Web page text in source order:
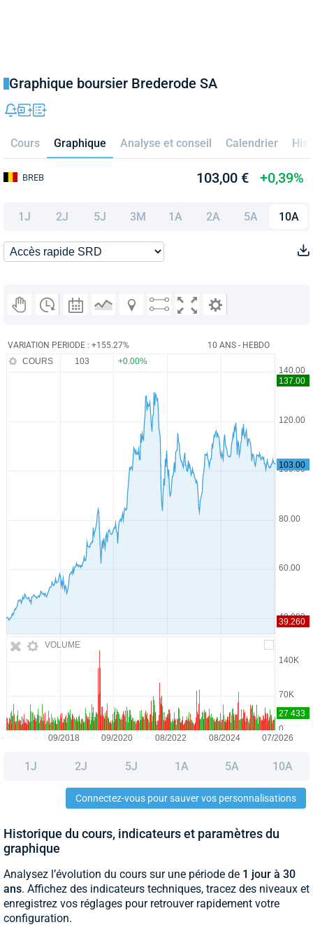
Graphique boursier Brederode SA
Cours Graphique Analyse et conseil Calendrier
BREB 103,00 € +0,39%
1J 2J 5J 3M 1A 2A 5A 10A
VARIATION PERIODE : +155.27% 10 ANS - HEBDO
VOLUME
COURS 103 +0.00%
1J 2J 5J 1A 5A 10A
Connectez-vous pour sauver vos personnalisations
Historique du cours, indicateurs et paramètres du
graphique
Analysez l’évolution du cours sur une période de 1 jour à 30
ans. Affichez des indicateurs techniques, tracez des niveaux et
enregistrez vos réglages pour retrouver rapidement votre
configuration.